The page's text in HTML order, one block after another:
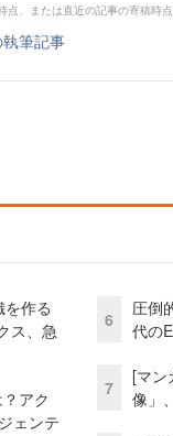
点、または直近の記事の寄稿時
筆記事
作る
ス、急
アク
ェンテ
6
圧倒
代の
7
[マン
像」